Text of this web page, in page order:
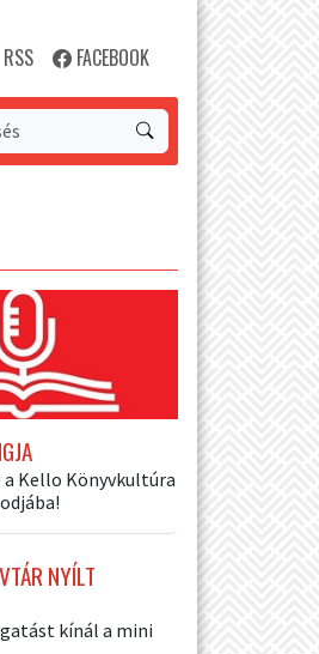
RSS FACEBOOK
Kello Könyvkultúra
NYÍLT
kínál a mini